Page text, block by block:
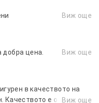
Виж още
цена.
Виж още
в качеството на
Качеството е отлично.
Виж още